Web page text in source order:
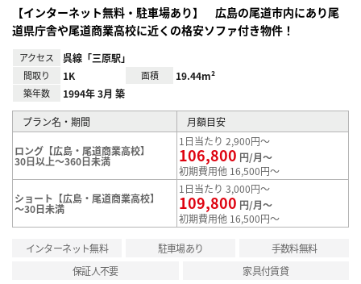
【インターネット無料・駐車場あり】 広島の尾道市内にあり尾
道県庁舎や尾道商業高校に近くの格安ソファ付き物件！
アクセス 呉線「三原駅」
間取り 1K 面積 19.44m²
築年数 1994年 3月 築
プラン名・期間 月額目安
ロング【広島・尾道商業高校】
30日以上～360日未満
1日当たり 2,900円～
106,800 円/月～
初期費用他 16,500円～
ショート【広島・尾道商業高校】
～30日未満
1日当たり 3,000円～
109,800 円/月～
初期費用他 16,500円～
インターネット無料 駐車場あり
手数料無料
保証人不要
家具付賃貸